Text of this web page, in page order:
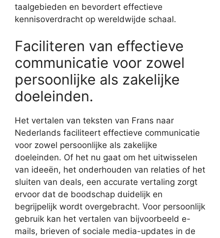
taalgebieden en bevordert effectieve
kennisoverdracht op wereldwijde schaal.
Faciliteren van effectieve
communicatie voor zowel
persoonlijke als zakelijke
doeleinden.
Het vertalen van teksten van Frans naar
Nederlands faciliteert effectieve communicatie
voor zowel persoonlijke als zakelijke
doeleinden. Of het nu gaat om het uitwisselen
van ideeën, het onderhouden van relaties of het
sluiten van deals, een accurate vertaling zorgt
ervoor dat de boodschap duidelijk en
begrijpelijk wordt overgebracht. Voor persoonlijk
gebruik kan het vertalen van bijvoorbeeld e-
mails, brieven of sociale media-updates in de